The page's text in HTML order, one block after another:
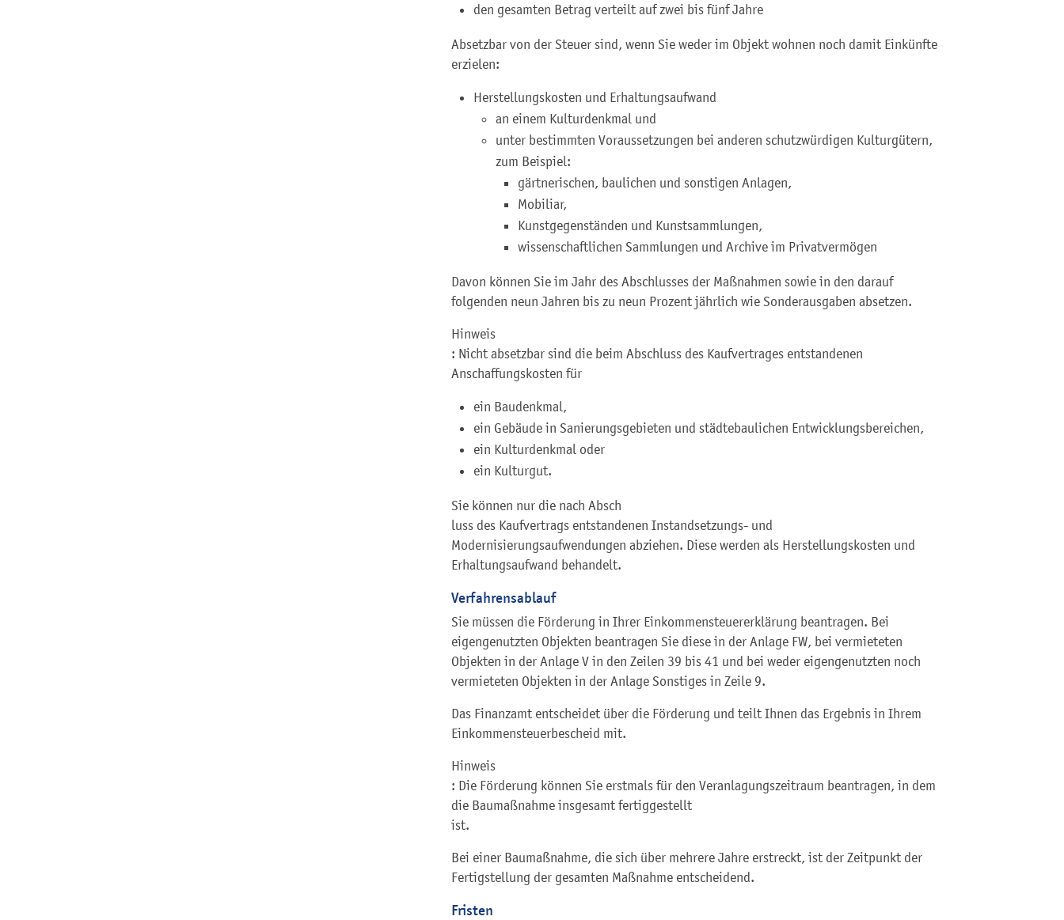
den gesamten Betrag verteilt auf zwei bis fünf Jahre
Absetzbar von der Steuer sind, wenn Sie weder im Objekt wohnen noch damit Einkünfte
erzielen:
Herstellungskosten und Erhaltungsaufwand
an einem Kulturdenkmal und
unter bestimmten Voraussetzungen bei anderen schutzwürdigen Kulturgütern,
zum Beispiel:
gärtnerischen, baulichen und sonstigen Anlagen,
Mobiliar,
Kunstgegenständen und Kunstsammlungen,
wissenschaftlichen Sammlungen und Archive im Privatvermögen
Davon können Sie im Jahr des Abschlusses der Maßnahmen sowie in den darauf
folgenden neun Jahren bis zu neun Prozent jährlich wie Sonderausgaben absetzen.
Hinweis
: Nicht absetzbar sind die beim Abschluss des Kaufvertrages entstandenen
Anschaffungskosten für
ein Baudenkmal,
ein Gebäude in Sanierungsgebieten und städtebaulichen Entwicklungsbereichen,
ein Kulturdenkmal oder
ein Kulturgut.
Sie können nur die nach Absch
luss des Kaufvertrags entstandenen Instandsetzungs- und
Modernisierungsaufwendungen abziehen. Diese werden als Herstellungskosten und
Erhaltungsaufwand behandelt.
Verfahrensablauf
Sie müssen die Förderung in Ihrer Einkommensteuererklärung beantragen. Bei
eigengenutzten Objekten beantragen Sie diese in der Anlage FW, bei vermieteten
Objekten in der Anlage V in den Zeilen 39 bis 41 und bei weder eigengenutzten noch
vermieteten Objekten in der Anlage Sonstiges in Zeile 9.
Das Finanzamt entscheidet über die Förderung und teilt Ihnen das Ergebnis in Ihrem
Einkommensteuerbescheid mit.
Hinweis
: Die Förderung können Sie erstmals für den Veranlagungszeitraum beantragen, in dem
die Baumaßnahme insgesamt fertiggestellt
ist.
Bei einer Baumaßnahme, die sich über mehrere Jahre erstreckt, ist der Zeitpunkt der
Fertigstellung der gesamten Maßnahme entscheidend.
Fristen